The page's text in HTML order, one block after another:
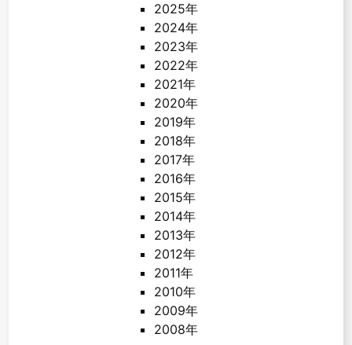
2025年
2024年
2023年
2022年
2021年
2020年
2019年
2018年
2017年
2016年
2015年
2014年
2013年
2012年
2011年
2010年
2009年
2008年